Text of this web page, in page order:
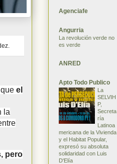
el
la
pero
Agenciafe
Angurria
La revolución verde no
es verde
ANRED
Apto Todo Publico
La
SELVIH
P,
Secreta
ría
Latinoa
mericana de la Vivienda
y el Habitat Popular,
expresó su absoluta
solidaridad con Luis
D'Elía